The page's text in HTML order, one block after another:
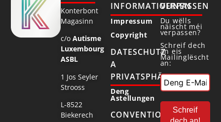
Konterbont
Magasinn
c/oAutisme
Luxembourg
ASBL
1 Jos Seyler
Strooss
L-8522
Biekerech
INFORMATIOUNEN
Impressum
Copyright
DATESCHUTZ
A
PRIVATSPHÄR
Deng
Astellungen
CONVENTIONNÉ
VERPASSEN
Du wëlls
näischt méi
verpassen?
Schreif dech
an eis
Mailinglëscht
an: